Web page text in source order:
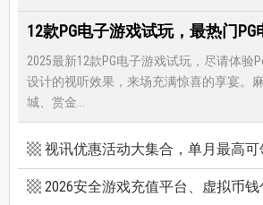
2025最新12款PG电子游戏试玩，尽请体验
设计的视听效果，来场充满惊喜的享宴。
城、赏金...
视讯优惠活动大集合，单月最高可
2026安全游戏充值平台、虚拟币钱包